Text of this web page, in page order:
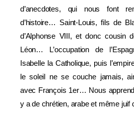
d’anecdotes, qui nous font
d’histoire… Saint-Louis, fils de
d’Alphonse VIII, et donc cousin
Léon… L’occupation de
Isabelle la Catholique, puis
le soleil ne se couche jamais,
avec François 1er… Nous
y a de chrétien, arabe et même juif